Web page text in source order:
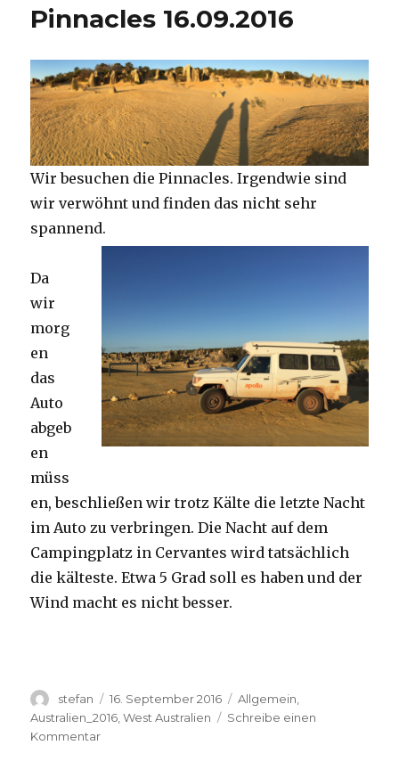
Pinnacles 16.09.2016
Wir besuchen die Pinnacles. Irgendwie sind
wir verwöhnt und finden das nicht sehr
spannend.
Da
wir
morg
en
das
Auto
abgeb
en
müss
en, beschließen wir trotz Kälte die letzte Nacht
im Auto zu verbringen. Die Nacht auf dem
Campingplatz in Cervantes wird tatsächlich
die kälteste. Etwa 5 Grad soll es haben und der
Wind macht es nicht besser.
Autor
stefan
Veröffentlicht
am
16. September 2016 Kategorien
Allgemein
Australien_2016 ,West Australien
Schreibe einen
Kommentarzu